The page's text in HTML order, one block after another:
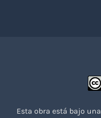
Esta obra está bajo una